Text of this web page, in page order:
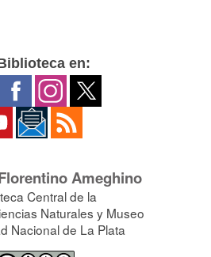
en:
Ameghino
Central de la
Naturales y Museo
Nacional de La Plata